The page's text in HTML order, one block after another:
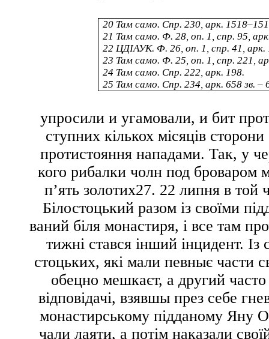
20 Там само. Спр. 230, арк.
21 Там само. Ф. 28, оп. 1, спр. 95,
22 ЦДІАУК. Ф. 26, оп. 1, спр. 41, арк.
23 Там само. Ф. 25, оп. 1, спр. 221,
24 Там само. Спр. 222, арк. 198.
25 Там само. Спр. 234, арк. 658 зв. –
упросили и угамовали, и бит
ступних кількох місяців
протистояння нападами. Так, у
кого рибалки чолн под броваром
п’ять золотих27. 22 липня в той
Білостоцький разом із своїми
ваний біля монастиря, і все там
тижні стався інший інцидент.
стоцьких, які мали певныє части
обецно мешкаєт, а другий
відповідачі, взявшы през себе
монастирському підданому Яну
чали лаяти, а потім наказали